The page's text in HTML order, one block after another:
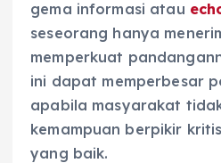
gema informasi atau
seseorang hanya
memperkuat
ini dapat memperbesar
apabila masyarakat
kemampuan berpikir
yang baik.